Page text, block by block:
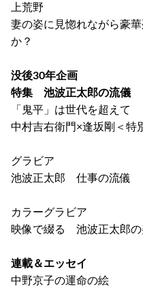
上荒野
妻の姿に見惚れながら豪
か？
没後30年企画
特集 池波正太郎の流儀
「鬼平」は世代を超えて
中村吉右衛門×逢坂剛＜特
グラビア
池波正太郎 仕事の流儀
カラーグラビア
映像で綴る 池波正太郎
連載＆エッセイ
中野京子の運命の絵